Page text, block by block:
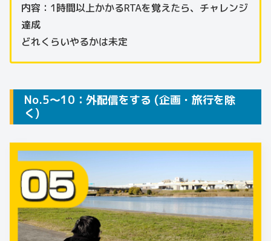
内容：1時間以上かかるRTAを覚えたら、チャレンジ
達成
どれくらいやるかは未定
No.5～10：外配信をする (企画・旅行を除
く)